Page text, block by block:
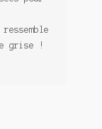
grise !